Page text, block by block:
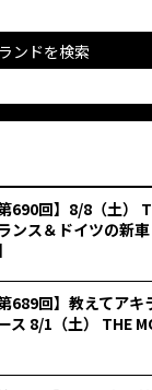
ンドを検索
第690回】8/8（土）
ンス＆ドイツの新
第689回】教えてア
ス 8/1（土） THE